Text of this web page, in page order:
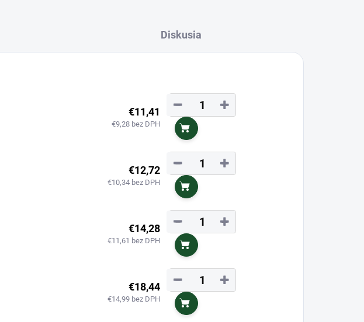
Diskusia
€11,41
€9,28 bez DPH
+
−
Do košíka
€12,72
€10,34 bez DPH
+
−
Do košíka
€14,28
€11,61 bez DPH
+
−
Do košíka
€18,44
€14,99 bez DPH
+
−
Do košíka